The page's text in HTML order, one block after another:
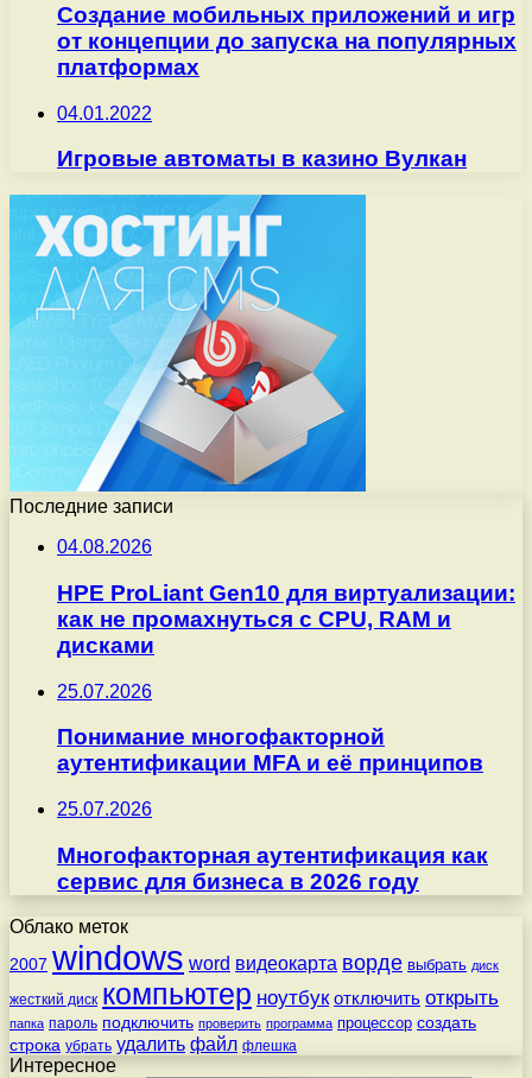
Создание мобильных приложений и игр
от концепции до запуска на популярных
платформах
04.01.2022
Игровые автоматы в казино Вулкан
Последние записи
04.08.2026
HPE ProLiant Gen10 для виртуализации:
как не промахнуться с CPU, RAM и
дисками
25.07.2026
Понимание многофакторной
аутентификации MFA и её принципов
25.07.2026
Многофакторная аутентификация как
сервис для бизнеса в 2026 году
Облако меток
2007 windows word видеокарта ворде выбрать диск
жесткий диск компьютер ноутбук отключить открыть
папка пароль подключить проверить программа процессор создать
строка убрать удалить файл флешка
Интересное